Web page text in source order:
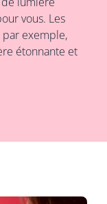
vous. Les
par exemple,
étonnante et